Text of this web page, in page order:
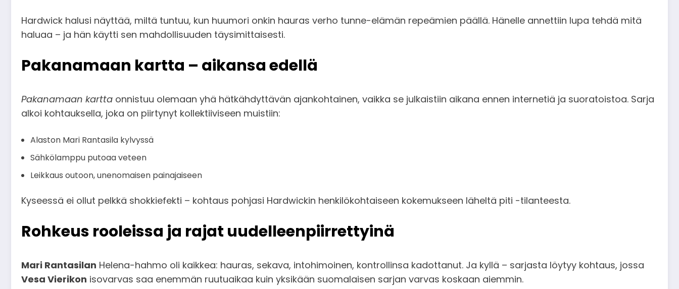
Hardwick halusi näyttää, miltä tuntuu, kun huumori onkin hauras verho tunne-elämän repeämien päällä. Hänelle annettiin lupa tehdä mitä
haluaa – ja hän käytti sen mahdollisuuden täysimittaisesti.
Pakanamaan kartta – aikansa edellä
Pakanamaan kartta onnistuu olemaan yhä hätkähdyttävän ajankohtainen, vaikka se julkaistiin aikana ennen internetiä ja suoratoistoa. Sarja
alkoi kohtauksella, joka on piirtynyt kollektiiviseen muistiin:
Alaston Mari Rantasila kylvyssä
Sähkölamppu putoaa veteen
Leikkaus outoon, unenomaisen painajaiseen
Kyseessä ei ollut pelkkä shokkiefekti – kohtaus pohjasi Hardwickin henkilökohtaiseen kokemukseen läheltä piti -tilanteesta.
Rohkeus rooleissa ja rajat uudelleenpiirrettyinä
Mari Rantasilan Helena-hahmo oli kaikkea: hauras, sekava, intohimoinen, kontrollinsa kadottanut. Ja kyllä – sarjasta löytyy kohtaus, jossa
Vesa Vierikon isovarvas saa enemmän ruutuaikaa kuin yksikään suomalaisen sarjan varvas koskaan aiemmin.